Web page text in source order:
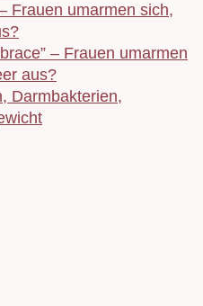
Frauen umarmen sich,
– Frauen umarmen
aus?
Darmbakterien,